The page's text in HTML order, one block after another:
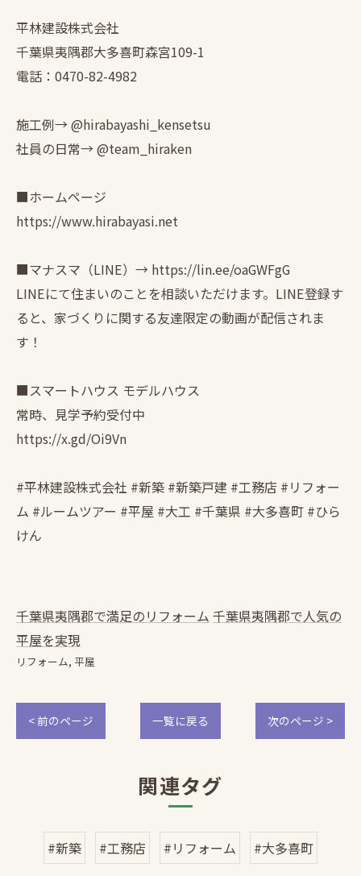
平林建設株式会社
千葉県夷隅郡大多喜町森宮109-1
電話：0470-82-4982
施工例→ @hirabayashi_kensetsu
社員の日常→ @team_hiraken
■ホームページ
https://www.hirabayasi.net
■マナスマ（LINE）→ https://lin.ee/oaGWFgG
LINEにて住まいのことを相談いただけます。LINE登録す
ると、家づくりに関する友達限定の動画が配信されま
す！
■スマートハウス モデルハウス
常時、見学予約受付中
https://x.gd/Oi9Vn
#平林建設株式会社 #新築 #新築戸建 #工務店 #リフォー
ム #ルームツアー #平屋 #大工 #千葉県 #大多喜町 #ひら
けん
千葉県夷隅郡で満足のリフォーム 千葉県夷隅郡で人気の
平屋を実現
リフォーム 平屋
< 前のページ 一覧に戻る 次のページ >
関連タグ
#新築 #工務店 #リフォーム #大多喜町